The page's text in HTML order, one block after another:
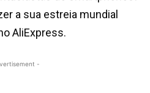
a sua estreia mundial
AliExpress.
-